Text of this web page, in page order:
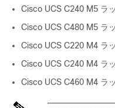
Cisco UCS C240 M5 ラ
Cisco UCS C480 M5 ラ
Cisco UCS C220 M4 ラ
Cisco UCS C240 M4 ラ
Cisco UCS C460 M4 ラ